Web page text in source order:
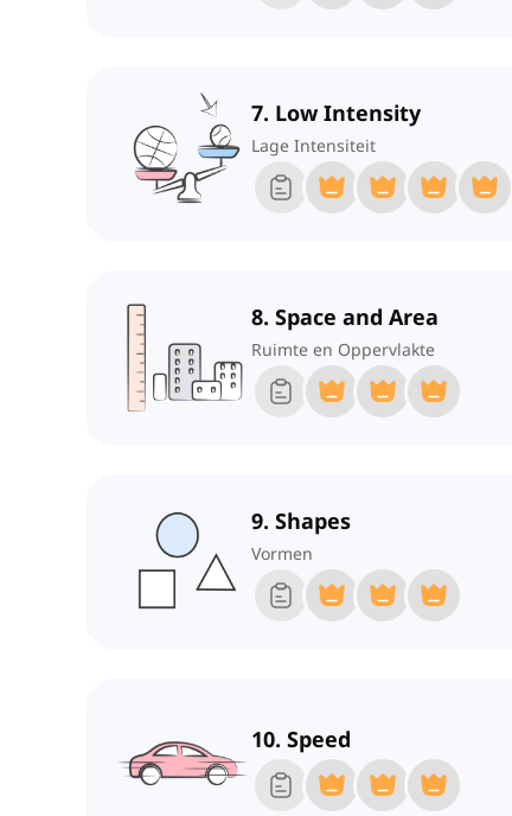
7. Low Intensity
Lage Intensiteit
8. Space and Area
Ruimte en Oppervlakte
9. Shapes
Vormen
10. Speed